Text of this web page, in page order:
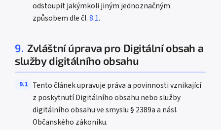
odstoupit jakýmkoli jiným jednoznačným
způsobem dle čl.8.1.
9. Zvláštní úprava pro Digitální obsah a
služby digitálního obsahu
9.1
Tento článek upravuje práva a povinnosti vznikající
z poskytnutí Digitálního obsahu nebo služby
digitálního obsahu ve smyslu § 2389a a násl.
Občanského zákoníku.